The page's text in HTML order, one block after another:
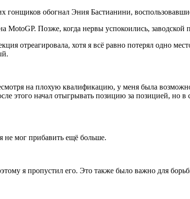
гонщиков обогнал Эния Бастианини,
Позже, когда нервы успокоились, заводской
отреагировала, хотя я всё равно потерял одно
на плохую квалификацию, у меня была
этого начал отыгрывать позицию за позицией, но в
мог прибавить ещё больше.
я пропустил его. Это также было важно для